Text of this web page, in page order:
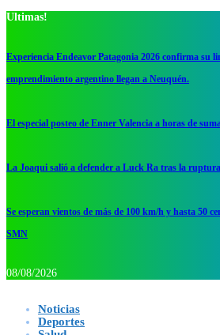
Ultimas!
Experiencia Endeavor Patagonia 2026 confirma su
emprendimiento argentino llegan a Neuquén.
El especial posteo de Enner Valencia a horas de
La Joaqui salió a defender a Luck Ra tras la
Se esperan vientos de más de 100 km/h y hasta 50
SMN
08/08/2026
Noticias
Deportes